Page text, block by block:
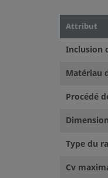
et à l'utilisateur du
Les
Swagelok
Attribut
Inclusion
Matériau
Procédé
Type du
Cv